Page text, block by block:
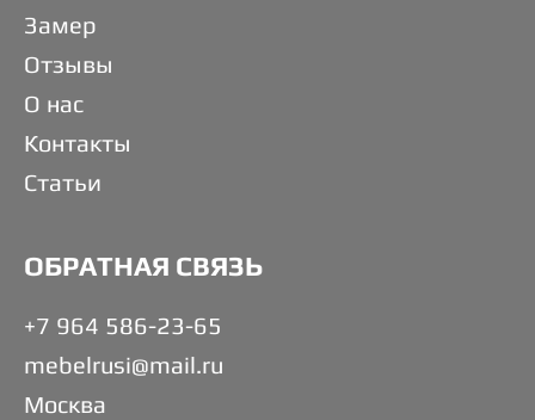
Замер
Отзывы
О нас
Контакты
Статьи
ОБРАТНАЯ СВЯЗЬ
+7 964 586-23-65
mebelrusi@mail.ru
Москва